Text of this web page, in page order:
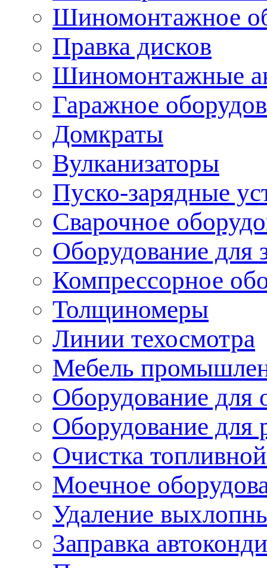
Шиномонтажное
Правка дисков
Шиномонтажные
Гаражное
Домкраты
Вулканизаторы
Пуско-зарядные
Сварочное
Оборудование для
Компрессорное
Толщиномеры
Линии техосмотра
Мебель
Оборудование для
Оборудование для
Очистка
Моечное
Удаление
Заправка